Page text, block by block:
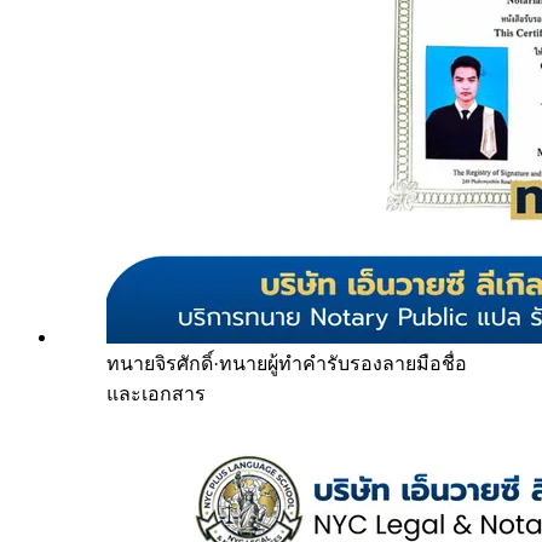
ทนายจิรศักดิ์·ทนายผู้ทำคำรับรองลายมือชื่อ
และเอกสาร